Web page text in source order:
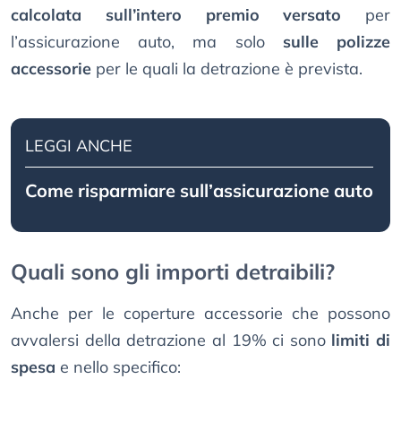
calcolata sull’intero premio versato per
l’assicurazione auto, ma solo sulle polizze
accessorie per le quali la detrazione è prevista.
LEGGI ANCHE
Come risparmiare sull’assicurazione auto
Quali sono gli importi detraibili?
Anche per le coperture accessorie che possono
avvalersi della detrazione al 19% ci sono limiti di
spesa e nello specifico: